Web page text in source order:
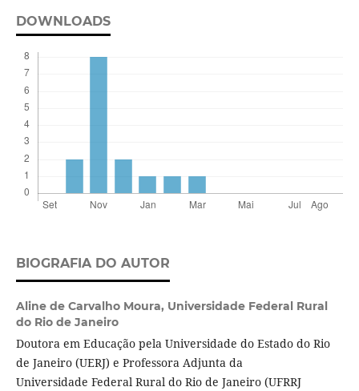
DOWNLOADS
BIOGRAFIA DO AUTOR
Aline de Carvalho Moura, Universidade Federal Rural
do Rio de Janeiro
Doutora em Educação pela Universidade do Estado do Rio
de Janeiro (UERJ) e Professora Adjunta da
Universidade Federal Rural do Rio de Janeiro (UFRRJ